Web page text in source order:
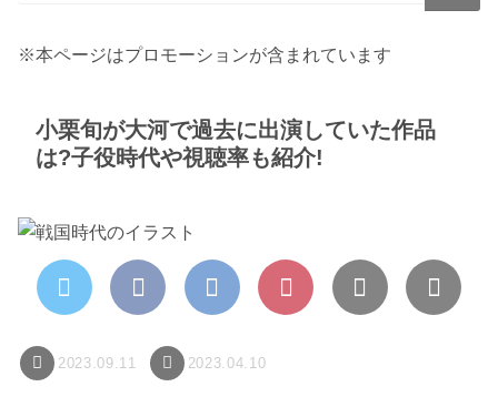
※本ページはプロモーションが含まれています
小栗旬が大河で過去に出演していた作品
は?子役時代や視聴率も紹介!
2023.09.11 2023.04.10